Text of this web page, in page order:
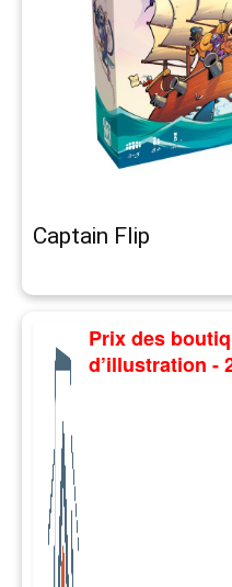
Captain Flip
Prix des
d’illustration -